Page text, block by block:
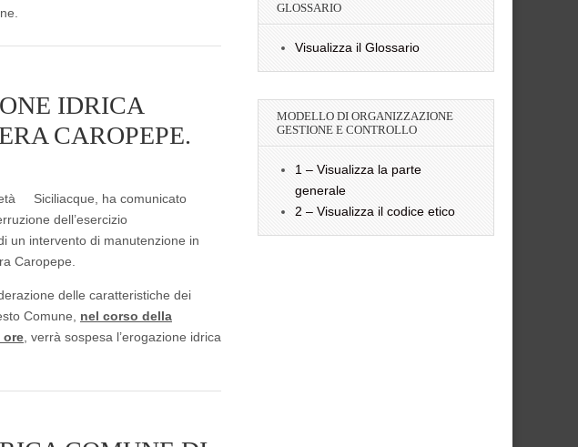
IDRICA
CAROPEPE.
Siciliacque, ha comunicato
dell’esercizio
un intervento di manutenzione in
Caropepe.
delle caratteristiche dei
Comune, nel corso della
ore , verrà sospesa l’erogazione idrica
GLOSSARIO
Visualizza il Glossario
MODELLO DI ORGANIZZAZIONE
GESTIONE E CONTROLLO
1 – Visualizza la parte
generale
2 – Visualizza il codice etico